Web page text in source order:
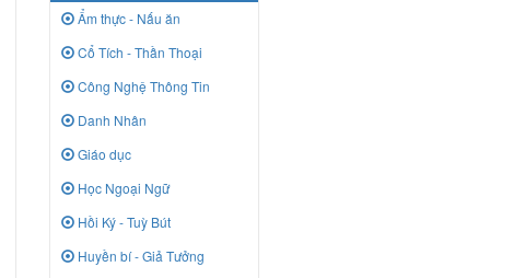
Ẩm thực - Nấu ăn
Cổ Tích - Thần Thoại
Công Nghệ Thông Tin
Danh Nhân
Giáo dục
Học Ngoại Ngữ
Hồi Ký - Tuỳ Bút
Huyền bí - Giả Tưởng